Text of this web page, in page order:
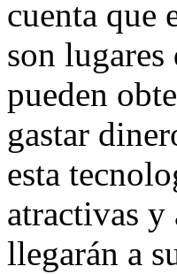
cuenta que
son
pueden
gastar
esta
atractivas
llegarán a